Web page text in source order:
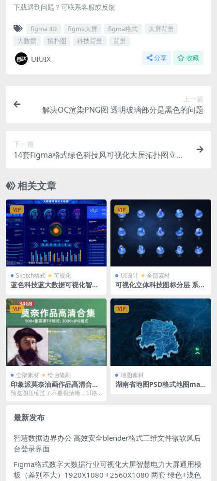
下载遇到问题？可联系客服或反馈
figma 3D figma大屏 figma格式
大屏背景
大数据
拓扑图 科技背景 背景
UIUIX 分享 收藏
上一篇
解决OC渲染PNG图 透明玻璃部分是黑色的问题
下一篇
14套Figma格式绿色科技风可视化大屏拓扑图立体
相关文章
VIP
Sketch格式 可视化
蓝色科技蓝大数据可视化智慧
Sketch格式
VIP
UI设计 全部素材
可视化立体科技图标分层 系统
件
VIP
全部素材 绘画笔刷
印象派莫奈油画作品高清合集
500+张 高清TIF格式 2000+jp
预览图压缩过了不是很清晰，tif格
VIP
地图素材
湖南省地图PSD格式地图map
最新发布
智慧数据边界办公 高效安全blender格式三维文件微软风后
台登录界面
Figma格式数字大数据行业可视化大屏智慧电力大屏通用模
板（差别不大）1920X1080 +2560X1080 两套 绿色+浅色